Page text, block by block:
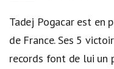
Tadej Pogacar est en
de France. Ses 5
records font de lui un